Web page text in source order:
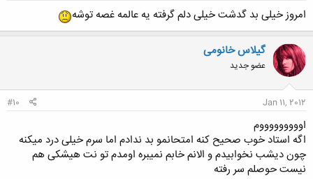
امروز خیلی بد گدشت خیلی دلم گرفته یه عالمه غصه توشه
گیلاس خانومی
عضو جدید
Jan 11, 2012
#10
اوووووووووم
اگه استاد خوب صحیح کنه امتحانمو بد ندادم اما سرم خیلی درد میکنه
چون دیشب نخوابیدم و الانم خابم نمیبره اومدم تو نت هیشکی هم
نیست حوصلم سر رفته